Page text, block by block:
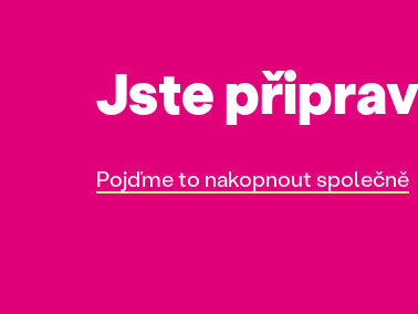
Jste
Pojďme to nakopnout společně